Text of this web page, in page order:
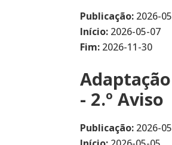
Publicação: 2026-
Início: 2026-05-07
Fim: 2026-11-30
- 2.º Aviso
Publicação: 2026-